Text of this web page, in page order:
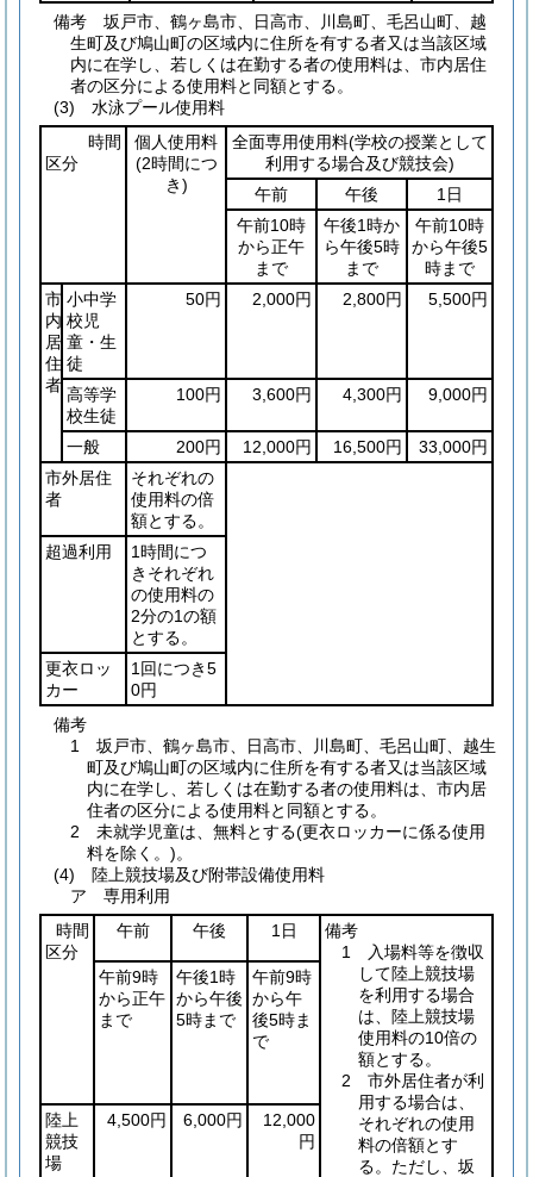
備考 坂戸市、鶴ヶ島市、日高市、川島町、毛呂山町、越
生町及び鳩山町の区域内に住所を有する者又は当該区域
内に在学し、若しくは在勤する者の使用料は、市内居住
者の区分による使用料と同額とする。
(3) 水泳プール使用料
時間
区分
個人使用料
(2時間につ
き)
全面専用使用料(学校の授業として
利用する場合及び競技会)
午前
午後
1日
午前10時
から正午
まで
午後1時か
ら午後5時
まで
午前10時
から午後5
時まで
市
内
居
住
者
小中学
校児
童・生
徒
50円 2,000円 2,800円 5,500円
高等学
校生徒
100円 3,600円 4,300円 9,000円
一般 200円 12,000円 16,500円
33,000円
市外居住
者
それぞれの
使用料の倍
額とする。
超過利用
1時間につ
きそれぞれ
の使用料の
2分の1の額
とする。
更衣ロッ
カー
1回につき5
0円
備考
1 坂戸市、鶴ヶ島市、日高市、川島町、毛呂山町、越生
町及び鳩山町の区域内に住所を有する者又は当該区域
内に在学し、若しくは在勤する者の使用料は、市内居
住者の区分による使用料と同額とする。
2 未就学児童は、無料とする(更衣ロッカーに係る使用
料を除く。)。
(4) 陸上競技場及び附帯設備使用料
ア 専用利用
時間
区分
午前 午後 1日
備考
1 入場料等を徴収
して陸上競技場
を利用する場合
は、陸上競技場
使用料の10倍の
額とする。
2 市外居住者が利
用する場合は、
それぞれの使用
料の倍額とす
る。ただし、坂
午前9時
から正午
まで
午後1時
から午後
5時まで
午前9時
から午
後5時ま
で
陸上
競技
場
4,500円 6,000円
12,000
円